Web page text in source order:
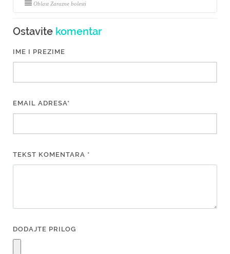
Oblast Zarazne bolesti
Ostavite komentar
IME I PREZIME
EMAIL ADRESA*
TEKST KOMENTARA *
DODAJTE PRILOG